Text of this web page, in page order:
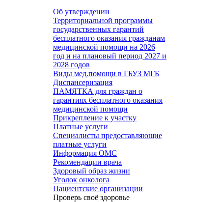
Об утверждении
Территориальной программы
государственных гарантий
бесплатного оказания гражданам
медицинской помощи на 2026
год и на плановый период 2027 и
2028 годов
Виды мед.помощи в ГБУЗ МГБ
Диспансеризация
ПАМЯТКА для граждан о
гарантиях бесплатного оказания
медицинской помощи
Прикрепление к участку
Платные услуги
Специалисты предоставляющие
платные услуги
Информация ОМС
Рекомендации врача
Здоровый образ жизни
Уголок онколога
Пациентские организации
Проверь своё здоровье